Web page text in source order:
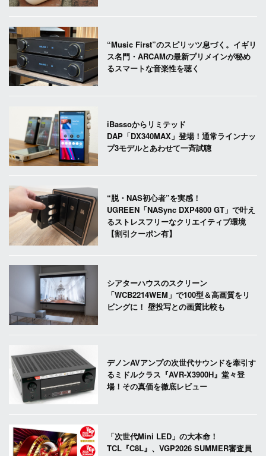
“Music First”のスピリッツ息づく。イギリ
ス名門・ARCAMの最新プリメインが秘め
るスマートな音楽性を聴く
iBassoからリミテッド
DAP「DX340MAX」登場！通常ラインナッ
プ3モデルとあわせて一斉試聴
“脱・NAS初心者”を実感！
UGREEN「NASync DXP4800 GT」で叶え
るストレスフリーなクリエイティブ環境
【割引クーポン有】
シアターハウスのスクリーン
「WCB2214WEM」で100型＆高画質をリ
ビングに！ 壁投写との画質比較も
デノンAVアンプの次世代サウンドを牽引す
るミドルクラス『AVR-X3900H』堂々登
場！その真価を徹底レビュー
「次世代Mini LED」の大本命！
TCL『C8L』、VGP2026 SUMMER審査員